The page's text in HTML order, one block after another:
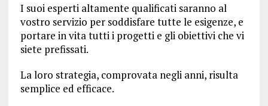
I suoi esperti altamente qualificati saranno al
vostro servizio per soddisfare tutte le esigenze, e
portare in vita tutti i progetti e gli obiettivi che vi
siete prefissati.
La loro strategia, comprovata negli anni, risulta
semplice ed efficace.